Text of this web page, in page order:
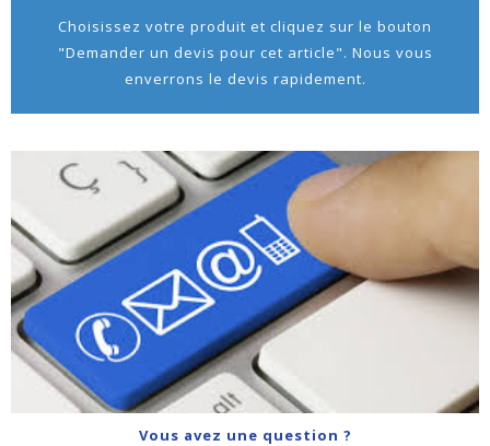
Choisissez votre produit et cliquez sur le bouton
"Demander un devis pour cet article". Nous vous
enverrons le devis rapidement.
Vous avez une question ?